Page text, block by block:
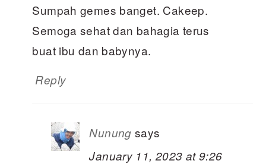
Sumpah gemes banget. Cakeep.
Semoga sehat dan bahagia terus
buat ibu dan babynya.
Reply
Nunung says
January 11, 2023 at 9:26